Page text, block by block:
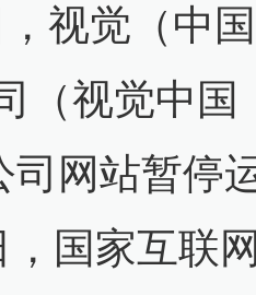
视觉（中国
（视觉中国
司网站暂停
，国家互联